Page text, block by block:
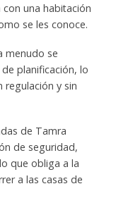
una habitación
se les conoce.
menudo se
planificación, lo
regulación y sin
de Tamra
de seguridad,
que obliga a la
a las casas de